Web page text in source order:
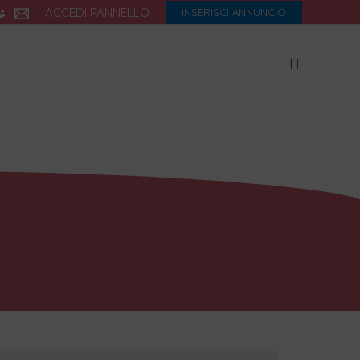
ACCEDI PANNELLO INSERISCI ANNUNCIO
IT